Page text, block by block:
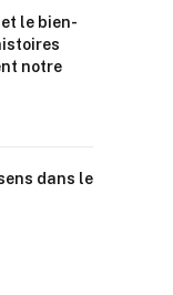
le bien-
notre
dans le